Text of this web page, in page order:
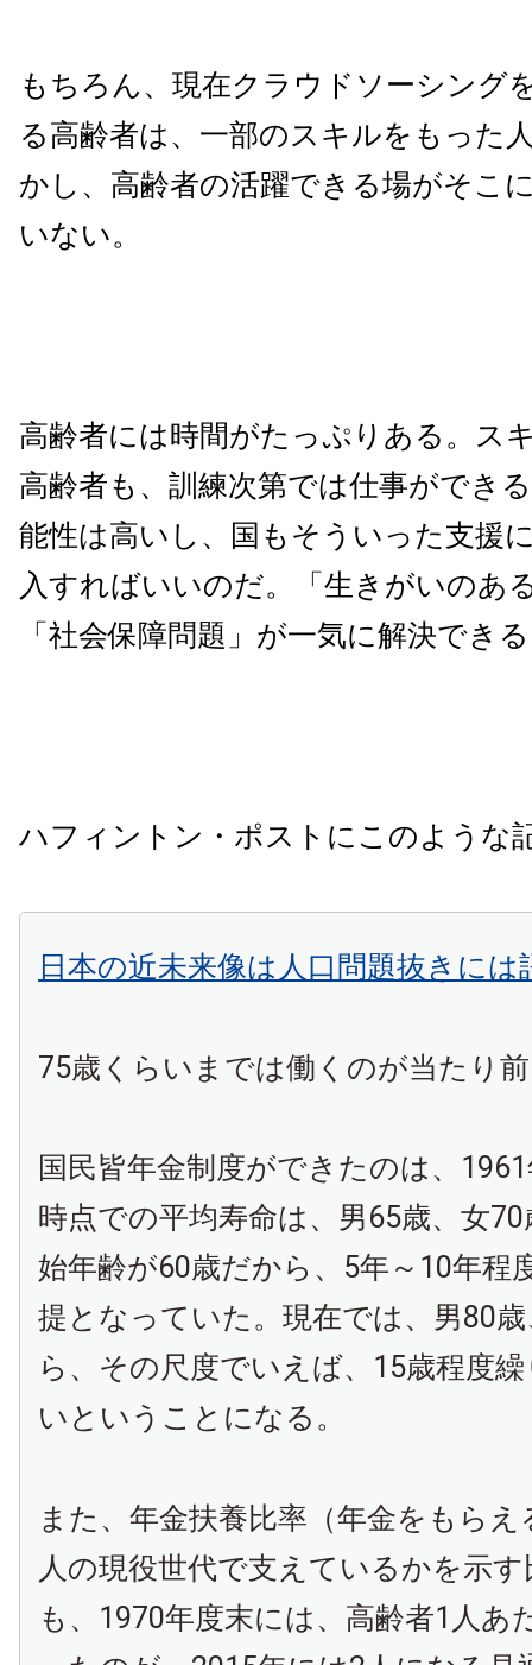
もちろん、現在クラウドソーシング
る高齢者は、一部のスキルをもった
かし、高齢者の活躍できる場がそこ
いない。
高齢者には時間がたっぷりある。ス
高齢者も、訓練次第では仕事ができ
能性は高いし、国もそういった支援
入すればいいのだ。「生きがいのあ
「社会保障問題」が一気に解決でき
ハフィントン・ポストにこのような
日本の近未来像は人口問題抜きには
75歳くらいまでは働くのが当たり
国民皆年金制度ができたのは、
時点での平均寿命は、男65歳、女
始年齢が60歳だから、5年～10年程
提となっていた。現在では、男80
ら、その尺度でいえば、15歳程度
いということになる。
また、年金扶養比率（年金をもらえ
人の現役世代で支えているかを示
も、1970年度末には、高齢者1人あ